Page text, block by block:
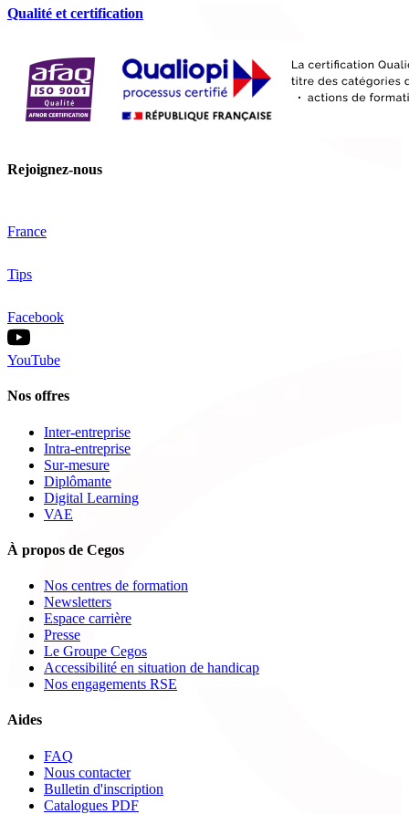
Qualité et certification
Rejoignez-nous
France
Tips
Facebook
YouTube
Nos offres
Inter-entreprise
Intra-entreprise
Sur-mesure
Diplômante
Digital Learning
VAE
À propos de Cegos
Nos centres de formation
Newsletters
Espace carrière
Presse
Le Groupe Cegos
Accessibilité en situation de handicap
Nos engagements RSE
Aides
FAQ
Nous contacter
Bulletin d'inscription
Catalogues PDF